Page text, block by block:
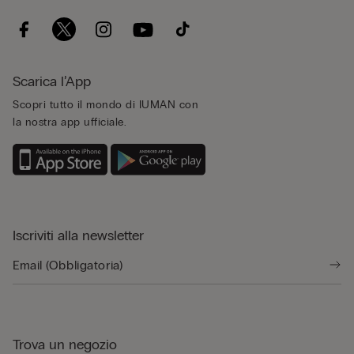
Scarica l’App
Scopri tutto il mondo di IUMAN con
la nostra app ufficiale.
Iscriviti alla newsletter
Trova un negozio